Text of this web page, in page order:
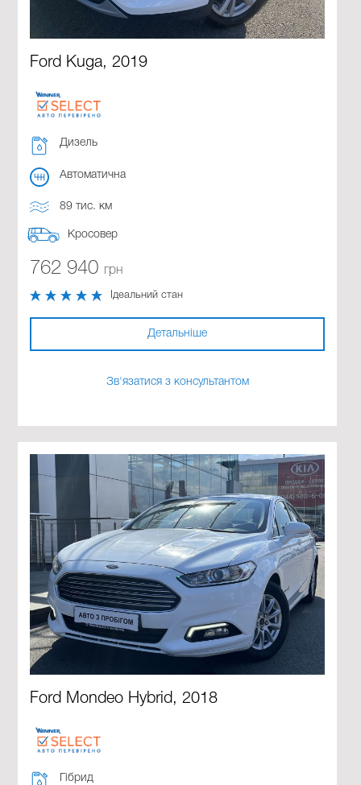
Ford Kuga, 2019
Дизель
Автоматична
89 тис. км
Кросовер
762 940 грн
Ідеальний стан
Детальніше
Зв'язатися з консультантом
Ford Mondeo Hybrid, 2018
Гібрид